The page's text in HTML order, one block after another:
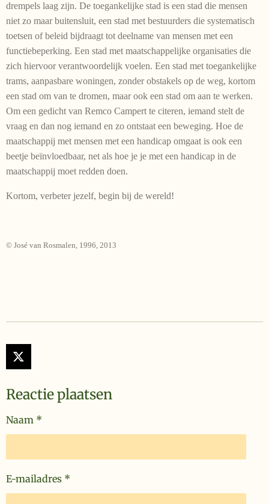
drempels laag zijn. De toegankelijke stad is een stad die mensen
niet zo maar buitensluit, een stad met bestuurders die systematisch
toetsen of beleid bijdraagt tot deelname van mensen met een
functiebeperking. Een stad met maatschappelijke organisaties die
zich hiervoor verantwoorde­lijk voelen. Een stad met toegankelijke
trams, aanpasbare woningen, zonder obstakels op de weg, kortom
een stad om van te dromen, maar ook een stad om aan te werken.
Om een gedicht van Remco Campert te citeren, iemand stelt de
vraag en dan nog iemand en zo ontstaat een beweging. Hoe de
maatschappij met mensen met een handicap omgaat is ook een
beetje beïnvloed­baar, net als hoe je je met een handicap in de
maatschappij moet redden doen.
Kortom, verbeter jezelf, begin bij de wereld!
© José van Rosmalen, 1996, 2013
X
Reactie plaatsen
Naam *
E-mailadres *